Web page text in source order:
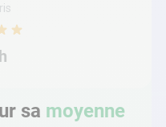
sa moyenne